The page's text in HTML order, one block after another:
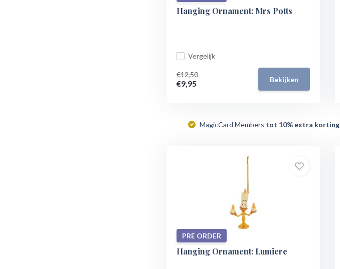
Hanging Ornament: Mrs Potts
Vergelijk
€12,50
€9,95 Bekijken
MagicCard Members tot 10% extra korting
PRE ORDER
Hanging Ornament: Lumiere